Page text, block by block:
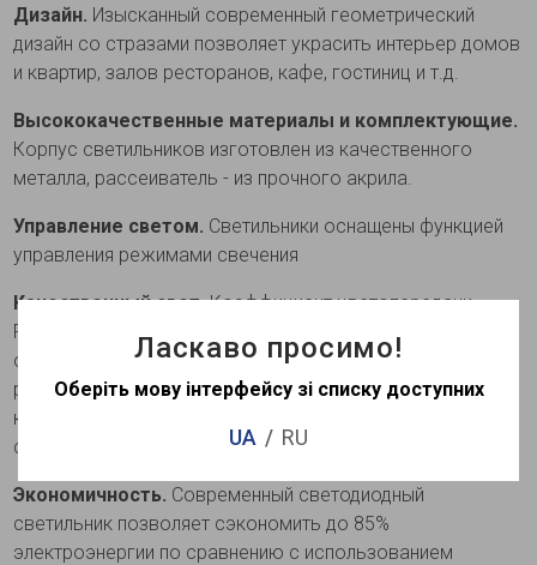
Дизайн. Изысканный современный геометрический
дизайн со стразами позволяет украсить интерьер домов
и квартир, залов ресторанов, кафе, гостиниц и т.д.
Высококачественные материалы и комплектующие.
Корпус светильников изготовлен из качественного
металла, рассеиватель - из прочного акрила.
Управление светом. Светильники оснащены функцией
управления режимами свечения
Качественный свет.Коэффициент цветопередачи
Ra⩾80 позволяет видеть естественный цвет
освещенных предметов. Благодаря правильному
расположению светодиодов и качественным
компонентам сохраняется однородность свечения
светильника без темных зон.
Экономичность. Современный светодиодный
светильник позволяет сэкономить до 85%
электроэнергии по сравнению с использованием
Ласкаво просимо!
Оберіть мову інтерфейсу зі списку доступних
UA RU